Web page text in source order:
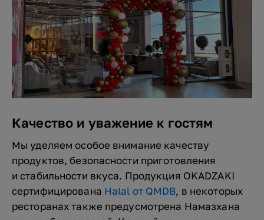
Качество и уважение к гостям
Мы уделяем особое внимание качеству
продуктов, безопасности приготовления
и стабильности вкуса. Продукция OKADZAKI
сертифицирована Halal от QMDB, в некоторых
ресторанах также предусмотрена Намазхана